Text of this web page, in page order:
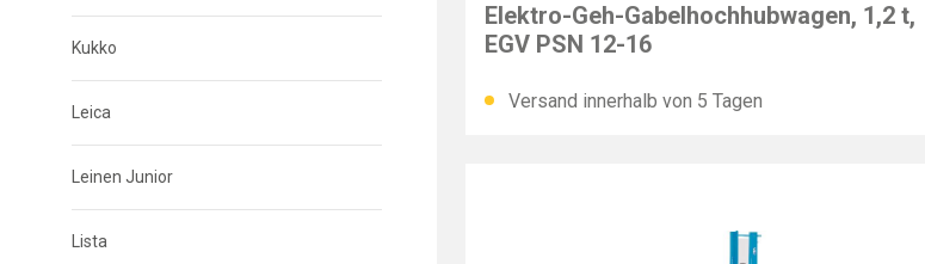
Kukko
Leica
Leinen Junior
Lista
Elektro-Geh-Gabelhochhubwagen, 1,2 t,
EGV PSN 12-16
Versand innerhalb von 5 Tagen